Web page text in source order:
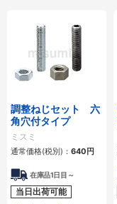
調整ねじセット 六
角穴付タイプ
ミスミ
通常価格(税別)： 640円
在庫品1日目～
当日出荷可能